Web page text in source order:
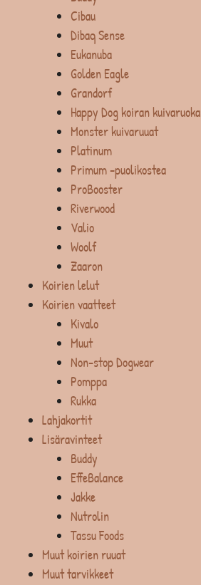
Cibau
Dibaq Sense
Eukanuba
Golden Eagle
Grandorf
Happy Dog koiran kuivaruoka
Monster kuivaruuat
Platinum
Primum -puolikostea
ProBooster
Riverwood
Valio
Woolf
Zaaron
Koirien lelut
Koirien vaatteet
Kivalo
Muut
Non-stop Dogwear
Pomppa
Rukka
Lahjakortit
Lisäravinteet
Buddy
EffeBalance
Jakke
Nutrolin
Tassu Foods
Muut koirien ruuat
Muut tarvikkeet